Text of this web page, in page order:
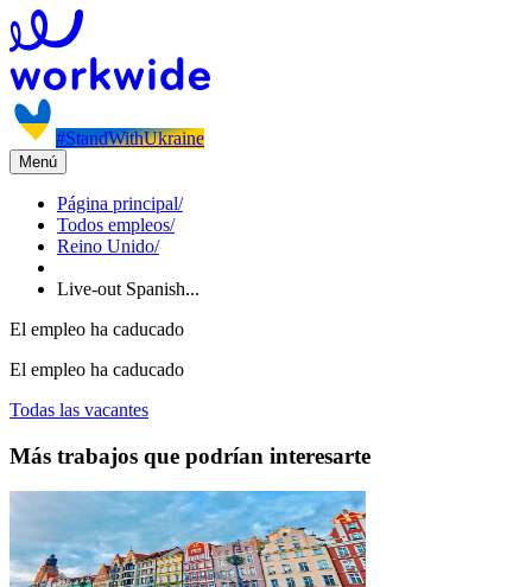
#StandWithUkraine
Menú
Página principal/
Todos empleos/
Reino Unido/
Live-out Spanish...
El empleo ha caducado
El empleo ha caducado
Todas las vacantes
Más trabajos que podrían interesarte